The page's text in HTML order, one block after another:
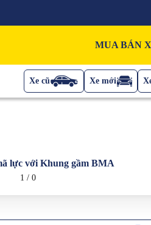
MUA BÁN
Xe cũ Xe mới
lực với Khung gầm BMA
1 / 0